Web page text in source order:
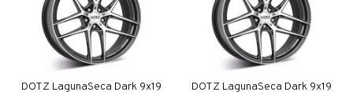
DOTZ LagunaSeca Dark 9x19 DOTZ LagunaSeca Dark 9x19